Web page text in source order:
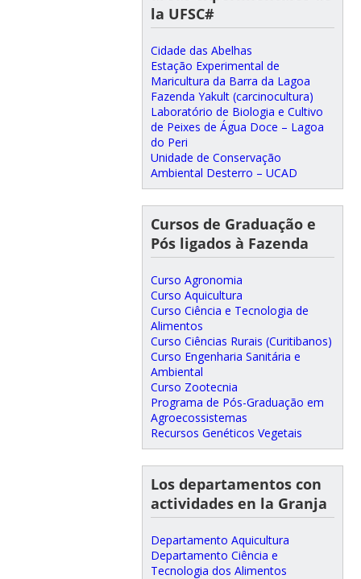
la UFSC#
Cidade das Abelhas
Estação Experimental de
Maricultura da Barra da Lagoa
Fazenda Yakult (carcinocultura)
Laboratório de Biologia e Cultivo
de Peixes de Água Doce – Lagoa
do Peri
Unidade de Conservação
Ambiental Desterro – UCAD
Cursos de Graduação e
Pós ligados à Fazenda
Curso Agronomia
Curso Aquicultura
Curso Ciência e Tecnologia de
Alimentos
Curso Ciências Rurais (Curitibanos)
Curso Engenharia Sanitária e
Ambiental
Curso Zootecnia
Programa de Pós-Graduação em
Agroecossistemas
Recursos Genéticos Vegetais
Los departamentos con
actividades en la Granja
Departamento Aquicultura
Departamento Ciência e
Tecnologia dos Alimentos